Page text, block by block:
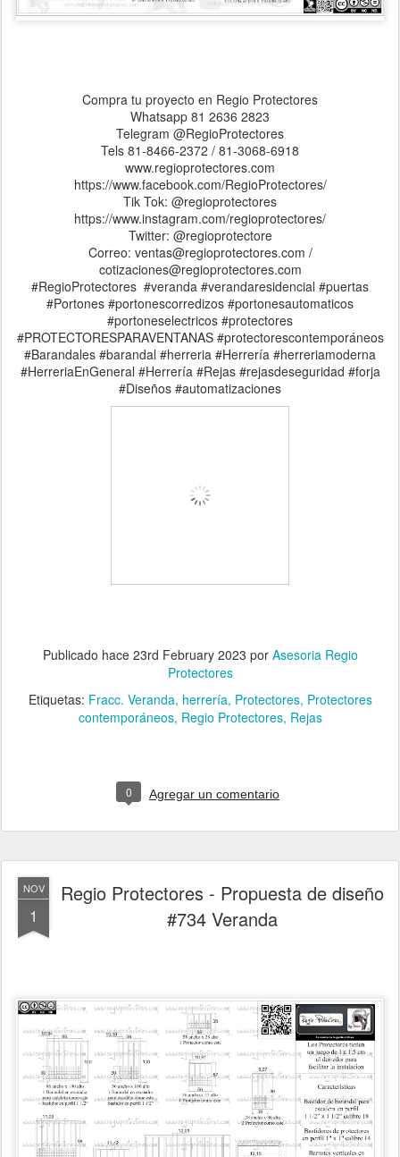
Compra tu proyecto en Regio Protectores
Whatsapp 81 2636 2823
Telegram @RegioProtectores
Tels 81-8466-2372 / 81-3068-6918
www.regioprotectores.com
https://www.facebook.com/RegioProtectores/
Tik Tok: @regioprotectores
https://www.instagram.com/regioprotectores/
Twitter: @regioprotectore
Correo: ventas@regioprotectores.com /
cotizaciones@regioprotectores.com
#RegioProtectores #veranda #verandaresidencial #puertas
#Portones #portonescorredizos #portonesautomaticos
#portoneselectricos #protectores
#PROTECTORESPARAVENTANAS #protectorescontemporáneos
#Barandales #barandal #herreria #Herrería #herreriamoderna
#HerreriaEnGeneral #Herrería #Rejas #rejasdeseguridad #forja
#Diseños #automatizaciones
Publicado hace 23rd February 2023 por Asesoria Regio
Protectores
Etiquetas: Fracc. Veranda herrería Protectores Protectores
contemporáneos Regio Protectores Rejas
0 Agregar un comentario
NOV
1
Regio Protectores - Propuesta de diseño
#734 Veranda